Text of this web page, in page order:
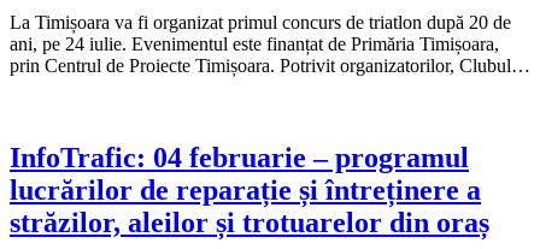
La Timișoara va fi organizat primul concurs de triatlon după 20 de
ani, pe 24 iulie. Evenimentul este finanțat de Primăria Timișoara,
prin Centrul de Proiecte Timișoara. Potrivit organizatorilor, Clubul…
InfoTrafic: 04 februarie – programul
lucrărilor de reparație și întreținere a
străzilor, aleilor și trotuarelor din oraș